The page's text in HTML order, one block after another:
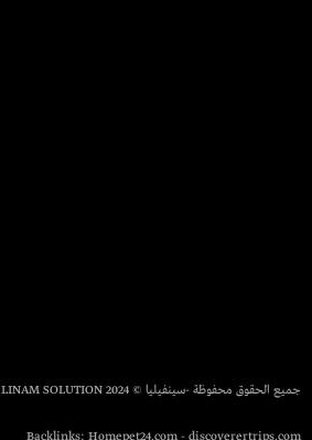
جميع الحقوق محفوظة -سينفيليا © 2024 Conception: LINAM SOLUTION